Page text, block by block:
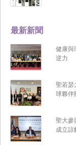
最新新聞
健康與
逆力
聖若瑟
球夥伴
聖大參
成立諒